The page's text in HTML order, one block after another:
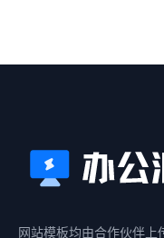
网站模板均由合作伙伴上